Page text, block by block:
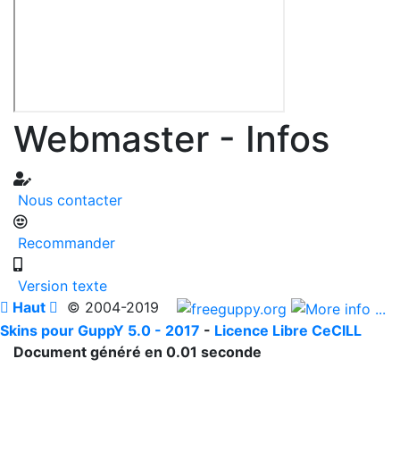
Webmaster - Infos
Nous contacter
Recommander
Version texte
 Haut  © 2004-2019
Skins pour GuppY 5.0 - 2017 - Licence Libre CeCILL
Document généré en 0.01 seconde